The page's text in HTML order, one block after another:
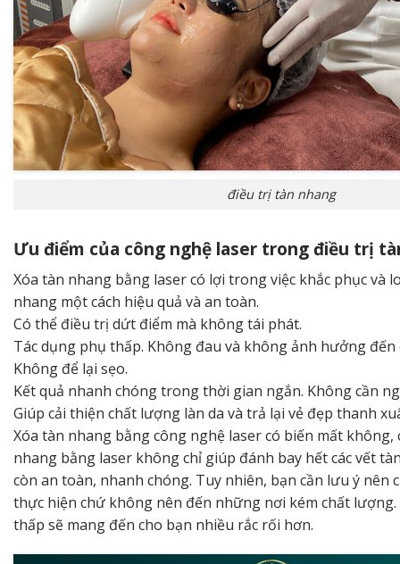
điều trị tàn nhang
Ưu điểm của công nghệ laser trong điều trị
Xóa tàn nhang bằng laser có lợi trong việc khắc phục và
nhang một cách hiệu quả và an toàn.
Có thể điều trị dứt điểm mà không tái phát.
Tác dụng phụ thấp. Không đau và không ảnh hưởng đến
Không để lại sẹo.
Kết quả nhanh chóng trong thời gian ngắn. Không cần
Giúp cải thiện chất lượng làn da và trả lại vẻ đẹp thanh
Xóa tàn nhang bằng công nghệ laser có biến mất không,
nhang bằng laser không chỉ giúp đánh bay hết các vết
còn an toàn, nhanh chóng. Tuy nhiên, bạn cần lưu ý nên
thực hiện chứ không nên đến những nơi kém chất
thấp sẽ mang đến cho bạn nhiều rắc rối hơn.